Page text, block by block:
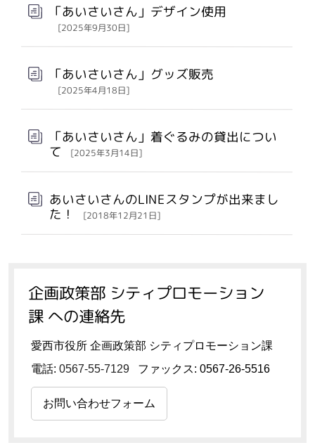
「あいさいさん」デザイン使用
[2025年9月30日]
「あいさいさん」グッズ販売
[2025年4月18日]
「あいさいさん」着ぐるみの貸出につい
て [2025年3月14日]
あいさいさんのLINEスタンプが出来まし
た！ [2018年12月21日]
企画政策部 シティプロモーション
課 への連絡先
愛西市役所 企画政策部 シティプロモーション課
電話: 0567-55-7129 ファックス: 0567-26-5516
お問い合わせフォーム